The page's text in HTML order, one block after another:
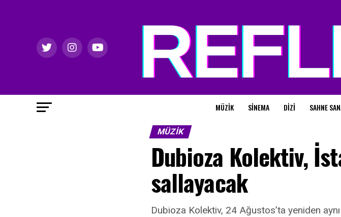
MÜZIK SINEMA DIZI SAHNE
MÜZIK
Dubioza Kolektiv,
sallayacak
Dubioza Kolektiv, 24 Ağustos’ta yeniden